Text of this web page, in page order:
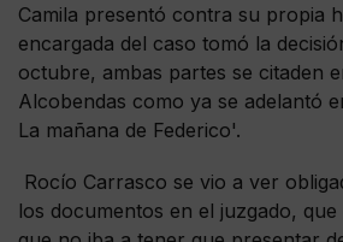
Camila presentó contra su propia
encargada del caso tomó la
octubre, ambas partes se citaden
Alcobendas como ya se adelantó
La mañana de Federico'.
Rocío Carrasco se vio a ver
los documentos en el juzgado,